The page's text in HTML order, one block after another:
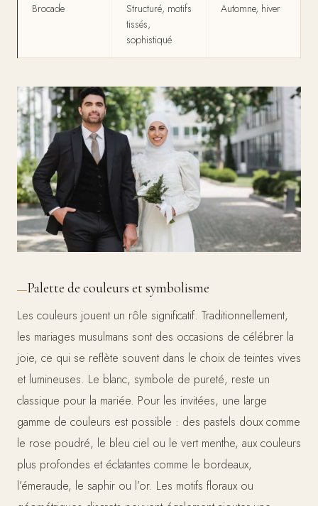
Brocade
Structuré, motifs
tissés,
sophistiqué
Automne, hiver
Palette de couleurs et symbolisme
Les couleurs jouent un rôle significatif. Traditionnellement,
les mariages musulmans sont des occasions de célébrer la
joie, ce qui se reflète souvent dans le choix de teintes vives
et lumineuses. Le blanc, symbole de pureté, reste un
classique pour la mariée. Pour les invitées, une large
gamme de couleurs est possible : des pastels doux comme
le rose poudré, le bleu ciel ou le vert menthe, aux couleurs
plus profondes et éclatantes comme le bordeaux,
l’émeraude, le saphir ou l’or. Les motifs floraux ou